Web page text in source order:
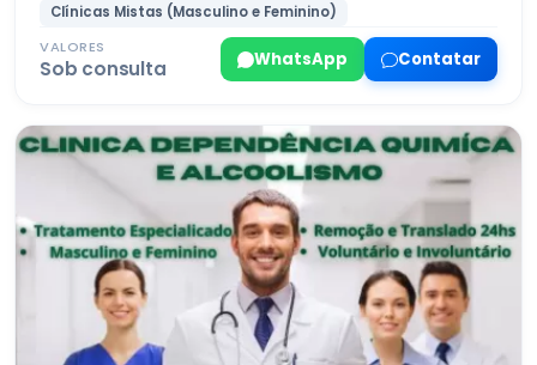
Clínicas Mistas (Masculino e Feminino)
VALORES
Sob consulta WhatsApp Contatar